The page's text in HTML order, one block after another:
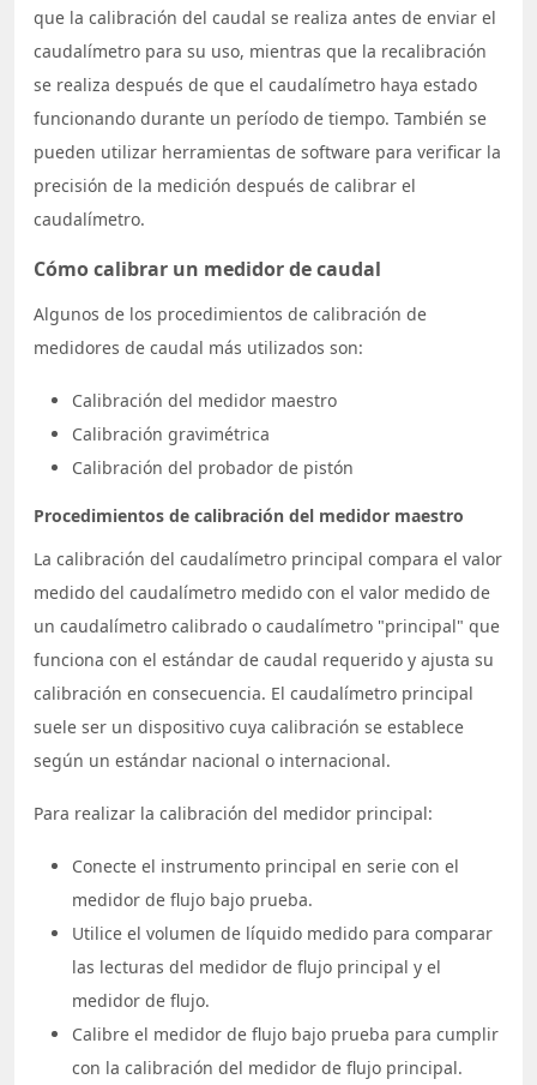
que la calibración del caudal se realiza antes de enviar el
caudalímetro para su uso, mientras que la recalibración
se realiza después de que el caudalímetro haya estado
funcionando durante un período de tiempo. También se
pueden utilizar herramientas de software para verificar la
precisión de la medición después de calibrar el
caudalímetro.
Cómo calibrar un medidor de caudal
Algunos de los procedimientos de calibración de
medidores de caudal más utilizados son:
Calibración del medidor maestro
Calibración gravimétrica
Calibración del probador de pistón
Procedimientos de calibración del medidor maestro
La calibración del caudalímetro principal compara el valor
medido del caudalímetro medido con el valor medido de
un caudalímetro calibrado o caudalímetro "principal" que
funciona con el estándar de caudal requerido y ajusta su
calibración en consecuencia. El caudalímetro principal
suele ser un dispositivo cuya calibración se establece
según un estándar nacional o internacional.
Para realizar la calibración del medidor principal:
Conecte el instrumento principal en serie con el
medidor de flujo bajo prueba.
Utilice el volumen de líquido medido para comparar
las lecturas del medidor de flujo principal y el
medidor de flujo.
Calibre el medidor de flujo bajo prueba para cumplir
con la calibración del medidor de flujo principal.